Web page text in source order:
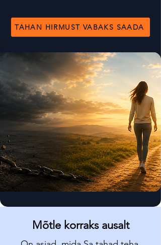
TAHAN HIRMUST VABAKS SAADA
Mõtle korraks ausalt